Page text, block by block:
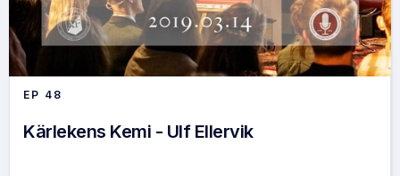
EP 48
Kärlekens Kemi - Ulf Ellervik